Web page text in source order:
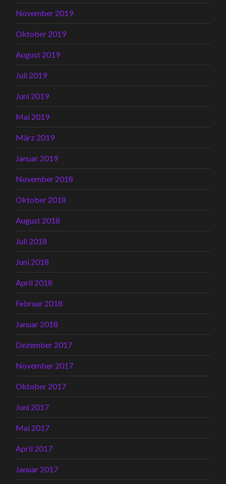
November 2019
Oktober 2019
August 2019
Juli 2019
Juni 2019
Mai 2019
März 2019
Januar 2019
November 2018
Oktober 2018
August 2018
Juli 2018
Juni 2018
April 2018
Februar 2018
Januar 2018
Dezember 2017
November 2017
Oktober 2017
Juni 2017
Mai 2017
April 2017
Januar 2017